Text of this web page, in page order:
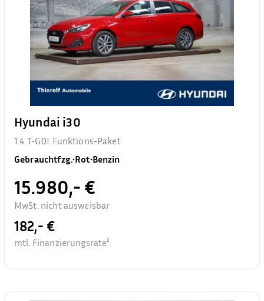
Hyundai i30
1.4 T-GDI Funktions-Paket
Gebrauchtfzg.•Rot•Benzin
15.980,- €
MwSt. nicht ausweisbar
182,- €
mtl. Finanzierungsrate²